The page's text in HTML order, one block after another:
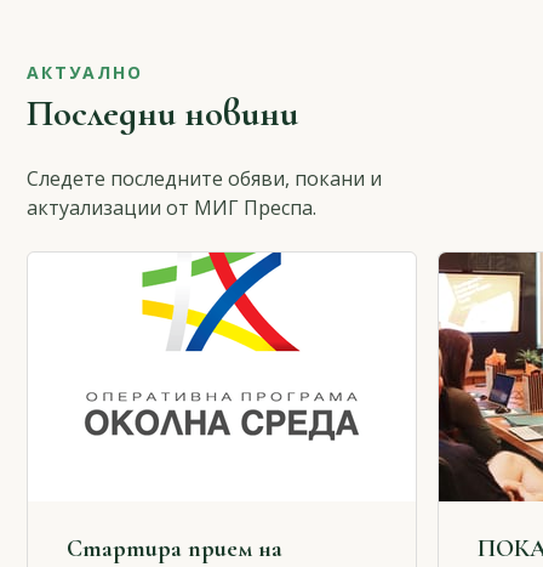
АКТУАЛНО
Последни новини
Следете последните обяви, покани и
актуализации от МИГ Преспа.
Стартира прием на